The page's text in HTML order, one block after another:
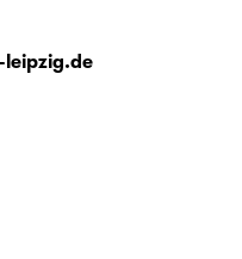
leipzig.de